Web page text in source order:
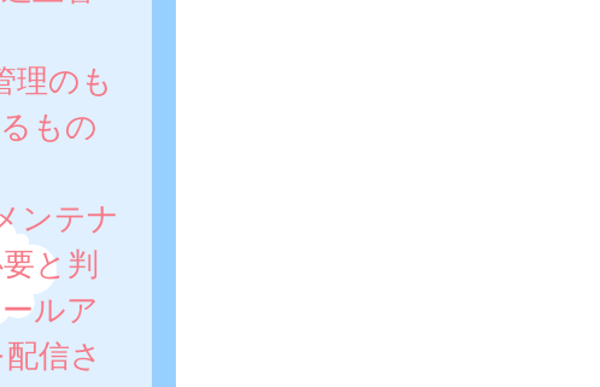
のも
もの
ンテナ
と判
ルア
信さ